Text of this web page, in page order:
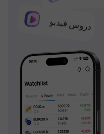
دروس فيديو